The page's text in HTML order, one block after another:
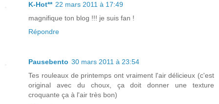
K-Hot** 22 mars 2011 à 17:49
magnifique ton blog !!! je suis fan !
Répondre
Pausebento 30 mars 2011 à 23:54
Tes rouleaux de printemps ont vraiment l'air délicieux (c'est
original avec du choux, ça doit donner une texture
croquante ça à l'air très bon)